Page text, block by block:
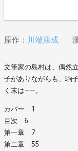
原作： 川端康成
文筆家の島村は、偶然
子がありながらも、駒
く末は――。
カバー 1
目次 6
第一章 7
第二章 55